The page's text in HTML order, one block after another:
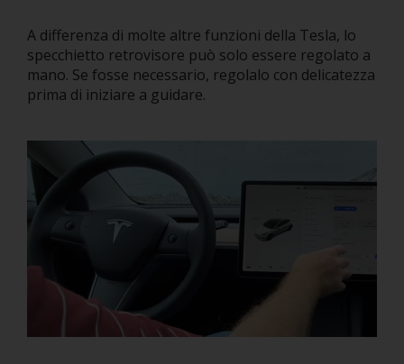
A differenza di molte altre funzioni della Tesla, lo
specchietto retrovisore può solo essere regolato a
mano. Se fosse necessario, regolalo con delicatezza
prima di iniziare a guidare.